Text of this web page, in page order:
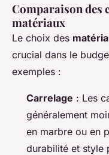
Comparaison des
matériaux
Le choix des
crucial dans le
exemples :
Carrelage : Les
généralement
en marbre ou en
durabilité et style